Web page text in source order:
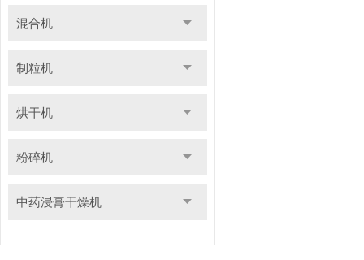
混合机
制粒机
烘干机
粉碎机
中药浸膏干燥机